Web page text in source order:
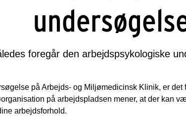
foregår den arbejdspsykologiske
på Arbejds- og Miljømedicinsk Klinik, er
på arbejdspladsen mener, at der kan
arbejdsforhold.